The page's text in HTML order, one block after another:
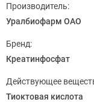
Производитель:
Уралбиофарм ОАО
Бренд:
Креатинфосфат
Действующее
Тиоктовая кислота